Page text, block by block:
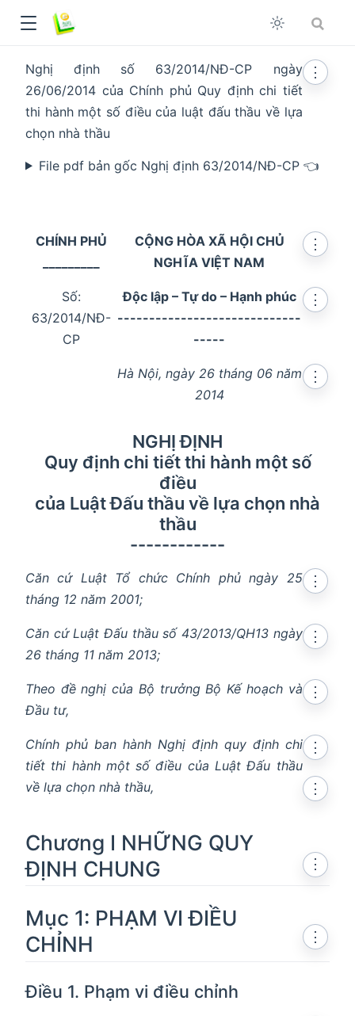
Nghị định số 63/2014/NĐ-CP ngày
26/06/2014 của Chính phủ Quy định chi tiết
thi hành một số điều của luật đấu thầu về lựa
chọn nhà thầu
⋮
File pdf bản gốc Nghị định 63/2014/NĐ-CP 👈
CHÍNH PHỦ
Số:
63/2014/NĐ-
CP
CỘNG HÒA XÃ HỘI CHỦ
NGHĨA VIỆT NAM
⋮
Độc lập – Tự do – Hạnh phúc
-----------------------------
-----
⋮
Hà Nội, ngày 26 tháng 06 năm
2014
⋮
NGHỊ ĐỊNH
Quy định chi tiết thi hành một số
điều
của Luật Đấu thầu về lựa chọn nhà
thầu
------------
Căn cứ Luật Tổ chức Chính phủ ngày 25
tháng 12 năm 2001;
⋮
Căn cứ Luật Đấu thầu số 43/2013/QH13 ngày
26 tháng 11 năm 2013;
⋮
Theo đề nghị của Bộ trưởng Bộ Kế hoạch và
Đầu tư,
⋮
Chính phủ ban hành Nghị định quy định chi
tiết thi hành một số điều của Luật Đấu thầu
về lựa chọn nhà thầu,
⋮
Chương I NHỮNG QUY
ĐỊNH CHUNG
⋮
Mục 1: PHẠM VI ĐIỀU
CHỈNH
⋮
Điều 1. Phạm vi điều chỉnh
⋮